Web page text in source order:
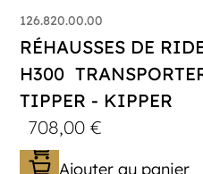
126.820.00.00
RÉHAUSSES DE
H300
TIPPER - KIPPER
708,00€
Ajouter au panier